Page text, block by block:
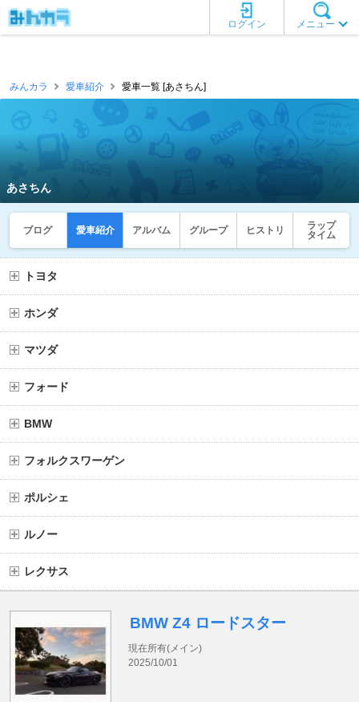
メニュー
ログイン
みんカラ 愛車紹介 愛車一覧 [あさちん]
あさちん
ブログ 愛車紹介 アルバム グループ ヒストリ
ラップ
タイム
トヨタ
ホンダ
マツダ
フォード
BMW
フォルクスワーゲン
ポルシェ
ルノー
レクサス
BMW Z4 ロードスター
現在所有(メイン)
2025/10/01